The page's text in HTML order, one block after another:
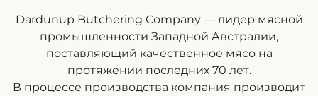
Dardunup Butchering Company — лидер мясной
промышленности Западной Австралии,
поставляющий качественное мясо на
протяжении последних 70 лет.
В процессе производства компания производит